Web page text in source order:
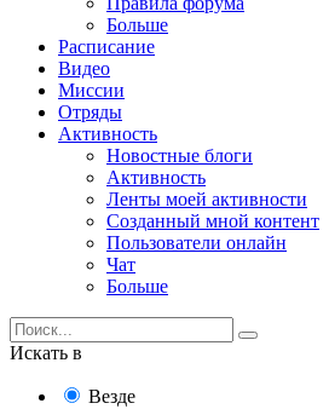
Больше
Расписание
Видео
Миссии
Отряды
Активность
Новостные блоги
Активность
Ленты моей активности
Созданный мной контент
Пользователи онлайн
Чат
Больше
Искать в
Везде